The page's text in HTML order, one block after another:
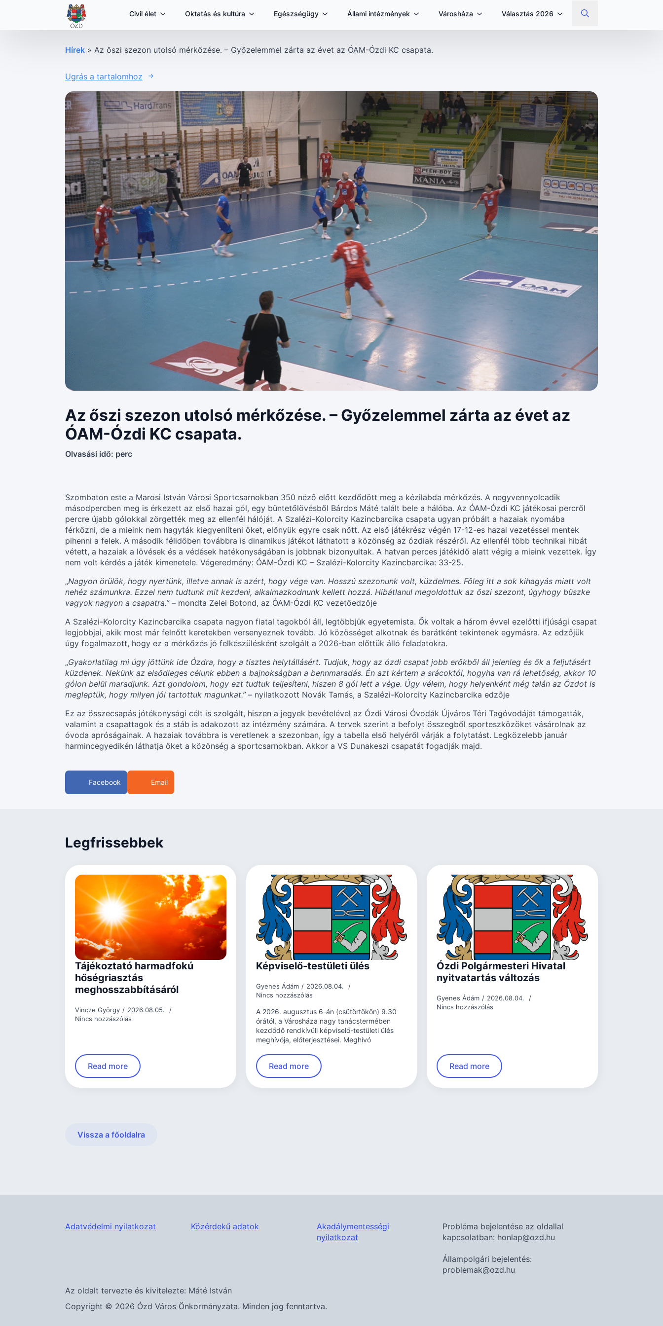
Civil élet Oktatás és kultúra Egészségügy Állami intézmények Városháza Választás 2026
Search
Hírek » Az őszi szezon utolsó mérkőzése. – Győzelemmel zárta az évet az ÓAM-Ózdi KC csapata.
Ugrás a tartalomhoz
Az őszi szezon utolsó mérkőzése. – Győzelemmel zárta az évet az
ÓAM-Ózdi KC csapata.
Olvasási idő: perc
Szombaton este a Marosi István Városi Sportcsarnokban 350 néző előtt kezdődött meg a kézilabda mérkőzés. A negyvennyolcadik
másodpercben meg is érkezett az első hazai gól, egy büntetőlövésből Bárdos Máté talált bele a hálóba. Az ÓAM-Ózdi KC játékosai percről
percre újabb gólokkal zörgették meg az ellenfél hálóját. A Szalézi-Kolorcity Kazincbarcika csapata ugyan próbált a hazaiak nyomába
férkőzni, de a mieink nem hagyták kiegyenlíteni őket, előnyük egyre csak nőtt. Az első játékrész végén 17-12-es hazai vezetéssel mentek
pihenni a felek. A második félidőben továbbra is dinamikus játékot láthatott a közönség az ózdiak részéről. Az ellenfél több technikai hibát
vétett, a hazaiak a lövések és a védések hatékonyságában is jobbnak bizonyultak. A hatvan perces játékidő alatt végig a mieink vezettek. Így
nem volt kérdés a játék kimenetele. Végeredmény: ÓAM-Ózdi KC – Szalézi-Kolorcity Kazincbarcika: 33-25.
„Nagyon örülök, hogy nyertünk, illetve annak is azért, hogy vége van. Hosszú szezonunk volt, küzdelmes. Főleg itt a sok kihagyás miatt volt
nehéz számunkra. Ezzel nem tudtunk mit kezdeni, alkalmazkodnunk kellett hozzá. Hibátlanul megoldottuk az őszi szezont, úgyhogy büszke
vagyok nagyon a csapatra.”– mondta Zelei Botond, az ÓAM-Ózdi KC vezetőedzője
A Szalézi-Kolorcity Kazincbarcika csapata nagyon fiatal tagokból áll, legtöbbjük egyetemista. Ők voltak a három évvel ezelőtti ifjúsági csapat
legjobbjai, akik most már felnőtt keretekben versenyeznek tovább. Jó közösséget alkotnak és barátként tekintenek egymásra. Az edzőjük
úgy fogalmazott, hogy ez a mérkőzés jó felkészülésként szolgált a 2026-ban előttük álló feladatokra.
„Gyakorlatilag mi úgy jöttünk ide Ózdra, hogy a tisztes helytállásért. Tudjuk, hogy az ózdi csapat jobb erőkből áll jelenleg és ők a feljutásért
küzdenek. Nekünk az elsődleges célunk ebben a bajnokságban a bennmaradás. Én azt kértem a srácoktól, hogyha van rá lehetőség, akkor 10
gólon belül maradjunk. Azt gondolom, hogy ezt tudtuk teljesíteni, hiszen 8 gól lett a vége. Úgy vélem, hogy helyenként még talán az Ózdot is
megleptük, hogy milyen jól tartottuk magunkat.”– nyilatkozott Novák Tamás, a Szalézi-Kolorcity Kazincbarcika edzője
Ez az összecsapás jótékonysági célt is szolgált, hiszen a jegyek bevételével az Ózdi Városi Óvodák Újváros Téri Tagóvodáját támogatták,
valamint a csapattagok és a stáb is adakozott az intézmény számára. A tervek szerint a befolyt összegből sporteszközöket vásárolnak az
óvoda apróságainak. A hazaiak továbbra is veretlenek a szezonban, így a tabella első helyéről várják a folytatást. Legközelebb január
harmincegyedikén láthatja őket a közönség a sportcsarnokban. Akkor a VS Dunakeszi csapatát fogadják majd.
Facebook Email
Legfrissebbek
Tájékoztató harmadfokú
hőségriasztás
meghosszabbításáról
Vincze György
2026.08.05.
Nincs hozzászólás
Read more
Képviselő-testületi ülés
Gyenes Ádám
2026.08.04.
Nincs hozzászólás
A 2026. augusztus 6-án (csütörtökön) 9.30
órától, a Városháza nagy tanácstermében
kezdődő rendkívüli képviselő-testületi ülés
meghívója, előterjesztései. Meghívó
Read more
Ózdi Polgármesteri Hivatal
nyitvatartás változás
Gyenes Ádám
2026.08.04.
Nincs hozzászólás
Read more
Vissza a főoldalra
Adatvédelmi nyilatkozat Közérdekű adatok
Akadálymentességi
nyilatkozat
Probléma bejelentése az oldallal
kapcsolatban: honlap@ozd.hu
Állampolgári bejelentés:
problemak@ozd.hu
Az oldalt tervezte és kivitelezte: Máté István
Copyright © 2026 Ózd Város Önkormányzata. Minden jog fenntartva.